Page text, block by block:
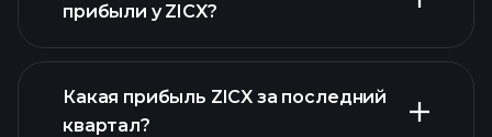
прибыли у ZICX?
Какая прибыль ZICX за последний
квартал?